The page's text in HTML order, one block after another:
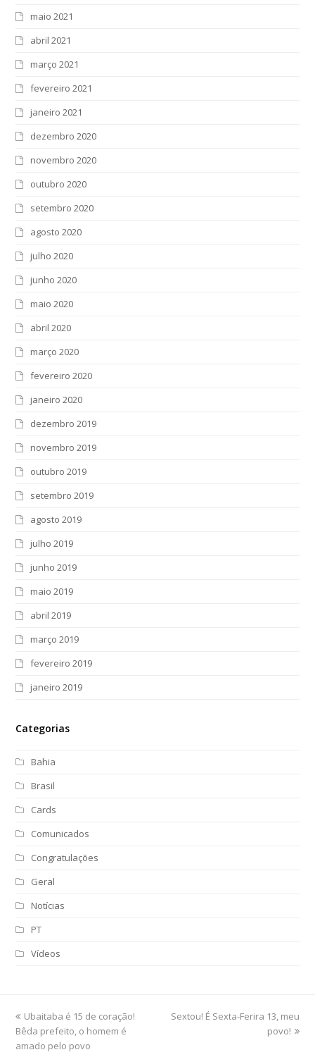
maio 2021
abril 2021
março 2021
fevereiro 2021
janeiro 2021
dezembro 2020
novembro 2020
outubro 2020
setembro 2020
agosto 2020
julho 2020
junho 2020
maio 2020
abril 2020
março 2020
fevereiro 2020
janeiro 2020
dezembro 2019
novembro 2019
outubro 2019
setembro 2019
agosto 2019
julho 2019
junho 2019
maio 2019
abril 2019
março 2019
fevereiro 2019
janeiro 2019
Categorias
Bahia
Brasil
Cards
Comunicados
Congratulações
Geral
Notícias
PT
Vídeos
previous
post:
Ubaitaba é 15 de coração!
Bêda prefeito, o homem é
amado pelo povo
next
Sextou! É Sexta-Ferira 13, meu
povo!